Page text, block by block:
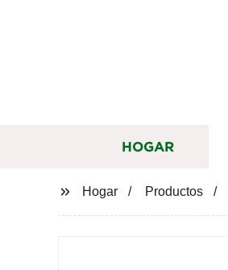
HOGAR
Hogar Productos